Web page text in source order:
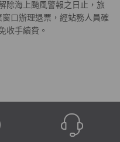
除海上颱風警報之日止，旅
口辦理退票，經站務人員確
收手續費。